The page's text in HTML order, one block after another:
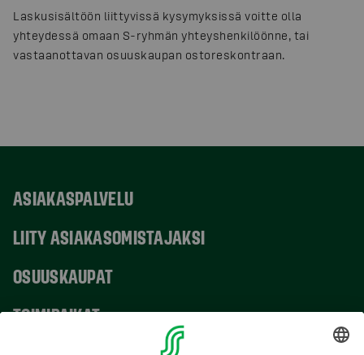
Laskusisältöön liittyvissä kysymyksissä voitte olla
yhteydessä omaan S-ryhmän yhteyshenkilöönne, tai
vastaanottavan osuuskaupan ostoreskontraan.
ASIAKASPALVELU
LIITY ASIAKASOMISTAJAKSI
OSUUSKAUPAT
TOIMIPAIKAT